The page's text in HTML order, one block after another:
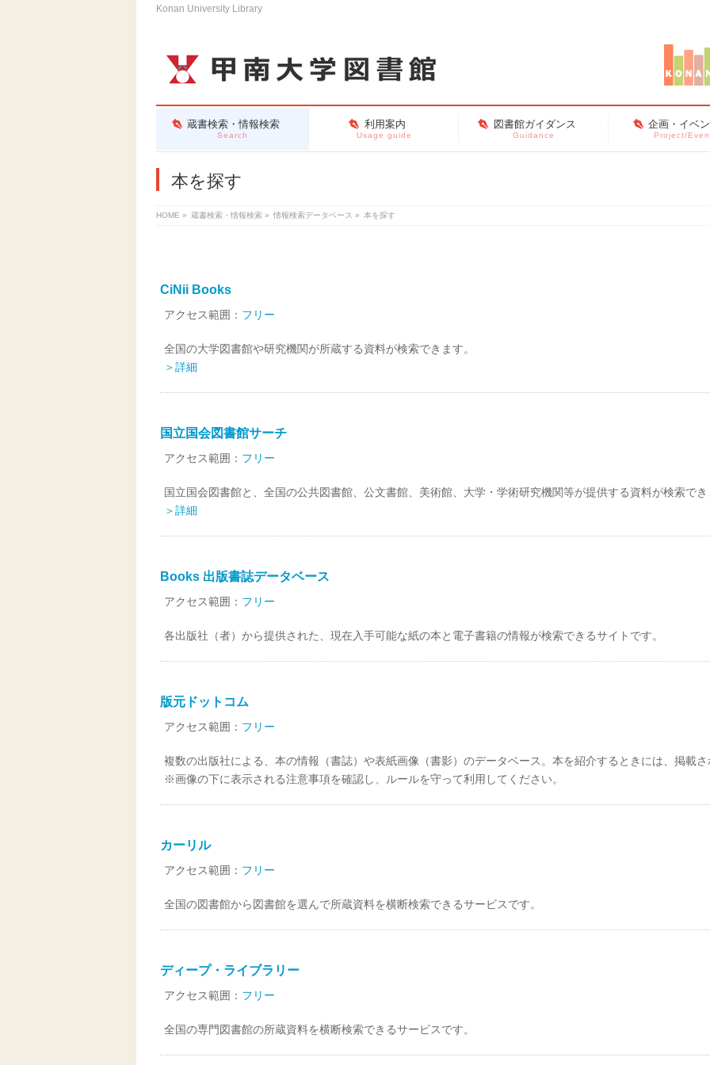
Konan University Library
蔵書検索・情報検索
Search
利用案内
Usage guide
図書館ガイダンス
Guidance
企画・イベ
Project/
本を探す
HOME » 蔵書検索・情報検索 » 情報検索データベース » 本を探す
CiNii Books
アクセス範囲： フリー
全国の大学図書館や研究機関が所蔵する資料が検索できます。
＞詳細
国立国会図書館サーチ
アクセス範囲： フリー
国立国会図書館と、全国の公共図書館、公文書館、美術館、大学・学術研究機関等が提供する資料が検索で
＞詳細
Books 出版書誌データベース
アクセス範囲： フリー
各出版社（者）から提供された、現在入手可能な紙の本と電子書籍の情報が検索できるサイトです。
版元ドットコム
アクセス範囲： フリー
複数の出版社による、本の情報（書誌）や表紙画像（書影）のデータベース。本を紹介するときには、掲載
※画像の下に表示される注意事項を確認し、ルールを守って利用してください。
カーリル
アクセス範囲： フリー
全国の図書館から図書館を選んで所蔵資料を横断検索できるサービスです。
ディープ・ライブラリー
アクセス範囲： フリー
全国の専門図書館の所蔵資料を横断検索できるサービスです。